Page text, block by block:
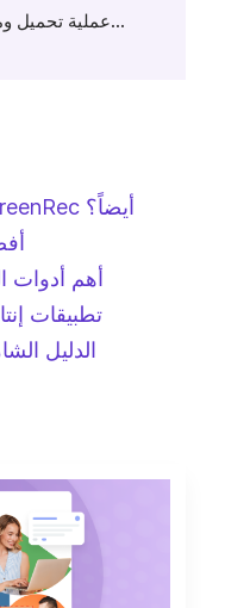
عملية تحميل وما زال العدد في ازدياد...
ماذا يمكن أن يقدّم لك ScreenRec أيضاً؟
أفضل 7
أهم أدوات
تطبيقات
الدليل